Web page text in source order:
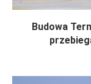
Budowa